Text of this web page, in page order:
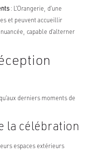
: L’Orangerie, d’une
et peuvent accueillir
capable d’alterner
derniers moments de
la célébration
espaces extérieurs